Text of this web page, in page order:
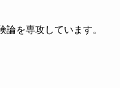
を専攻しています。